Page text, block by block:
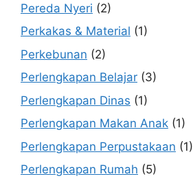
Pereda Nyeri (2)
Perkakas & Material (1)
Perkebunan (2)
Perlengkapan Belajar (3)
Perlengkapan Dinas (1)
Perlengkapan Makan Anak (1)
Perlengkapan Perpustakaan (1)
Perlengkapan Rumah (5)